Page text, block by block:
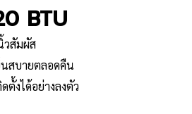
BTU
วสัมผัส
สบายตลอดคืน
ตั้งได้อย่างลงตัว